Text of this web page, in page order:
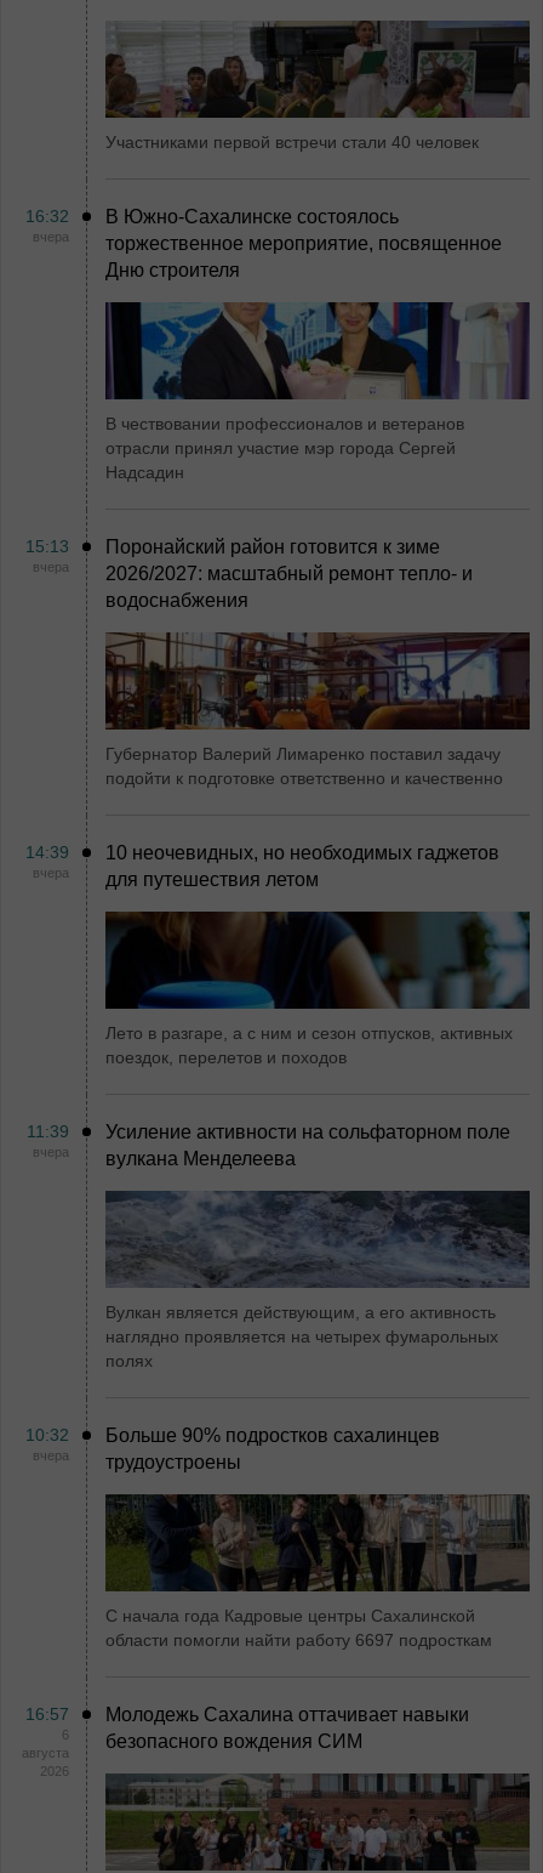
Участниками первой встречи стали 40 человек
16:32
вчера
В Южно-Сахалинске состоялось
торжественное мероприятие, посвященное
Дню строителя
В чествовании профессионалов и ветеранов
отрасли принял участие мэр города Сергей
Надсадин
15:13
вчера
Поронайский район готовится к зиме
2026/2027: масштабный ремонт тепло- и
водоснабжения
Губернатор Валерий Лимаренко поставил задачу
подойти к подготовке ответственно и качественно
14:39
вчера
10 неочевидных, но необходимых гаджетов
для путешествия летом
Лето в разгаре, а с ним и сезон отпусков, активных
поездок, перелетов и походов
11:39
вчера
Усиление активности на сольфаторном поле
вулкана Менделеева
Вулкан является действующим, а его активность
наглядно проявляется на четырех фумарольных
полях
10:32
вчера
Больше 90% подростков сахалинцев
трудоустроены
С начала года Кадровые центры Сахалинской
области помогли найти работу 6697 подросткам
16:57
6
августа
2026
Молодежь Сахалина оттачивает навыки
безопасного вождения СИМ